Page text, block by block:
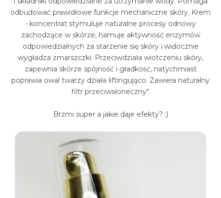
odbudować prawidłowe funkcje mechaniczne skóry. Krem
- koncentrat stymuluje naturalne procesy odnowy
zachodzące w skórze, hamuje aktywność enzymów
odpowiedzialnych za starzenie się skóry i widocznie
wygładza zmarszczki. Przeciwdziała wiotczeniu skóry,
zapewnia skórze spójność i gładkość, natychmiast
poprawia owal twarzy działa liftingująco. Zawiera naturalny
filtr przeciwsłoneczny".
Brzmi super a jakie daje efekty? ;)